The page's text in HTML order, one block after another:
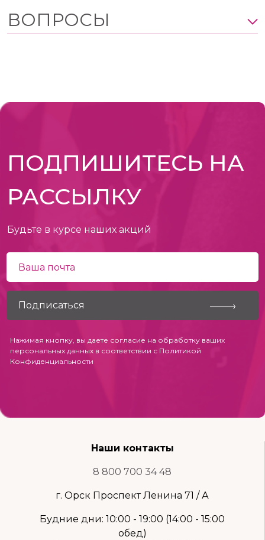
ВОПРОСЫ
ПОДПИШИТЕСЬ НА
РАССЫЛКУ
Будьте в курсе наших акций
Нажимая кнопку, вы даете согласие на обработку ваших
персональных данных в соответствии с Политикой
Конфиденциальности
Наши контакты
8 800 700 34 48
г. Орск Проспект Ленина 71 / А
Будние дни: 10:00 - 19:00 (14:00 - 15:00
обед)